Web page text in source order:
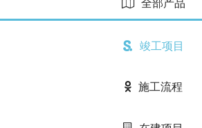
竣工项目
施工流程